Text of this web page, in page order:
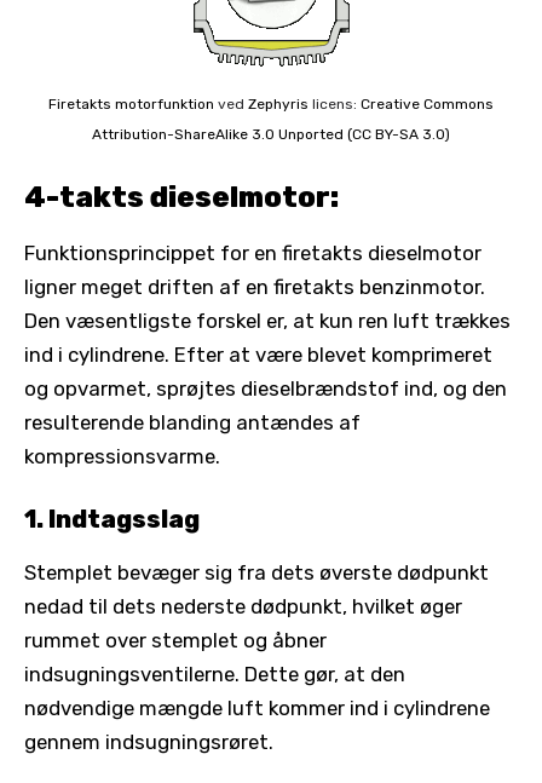
Firetakts motorfunktion ved Zephyris licens: Creative Commons
Attribution-ShareAlike 3.0 Unported (CC BY-SA 3.0)
4-takts dieselmotor:
Funktionsprincippet for en firetakts dieselmotor
ligner meget driften af ​​en firetakts benzinmotor.
Den væsentligste forskel er, at kun ren luft trækkes
ind i cylindrene. Efter at være blevet komprimeret
og opvarmet, sprøjtes dieselbrændstof ind, og den
resulterende blanding antændes af
kompressionsvarme.
1. Indtagsslag
Stemplet bevæger sig fra dets øverste dødpunkt
nedad til dets nederste dødpunkt, hvilket øger
rummet over stemplet og åbner
indsugningsventilerne. Dette gør, at den
nødvendige mængde luft kommer ind i cylindrene
gennem indsugningsrøret.